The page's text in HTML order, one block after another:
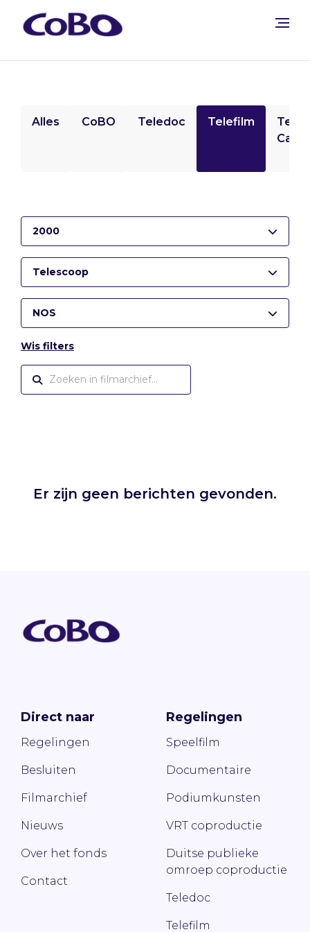
Alles CoBO Teledoc Telefilm
2000
Telescoop
NOS
Wis filters
Er zijn geen berichten gevonden.
Direct naar
Regelingen
Besluiten
Filmarchief
Nieuws
Over het fonds
Contact
Regelingen
Speelfilm
Documentaire
Podiumkunsten
VRT coproductie
Duitse publieke
omroep coproductie
Teledoc
Telefilm